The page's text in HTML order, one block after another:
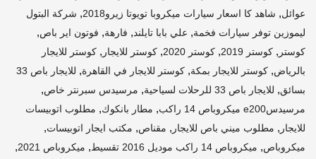
عوائل, شاهد كا اسعار سيارات ميكروبا تويوتا زيرو2018 , شركة البتول
ليموزين توفر سيارات فخمة, علي بابا تايلند, فارهة, فوتون اير باص,
كوستر , كوستر 2019 , كوستر 2020 , كوستر للايجار , كوستر للايجار
بالرياض, كوستر للايجار بمكة, كوستر للايجار في القاهرة,
للايجار باص 33
بسائق, للايجار باص 33 للرحلات لسياحية , مرسيدس سبرنتر خاص,
مرسيدسe200 ميكروباص 14 راكب , مطار بانكوك, مطلوب اتوبيسات
للايجار , مطلوب ميني باص للايجار , مقناص, مكتب ايجار اتوبيسات,
ميكروباص, ميكروباص 14 راكب موديل 2016 تقسيط , ميكروباص 2021 ,